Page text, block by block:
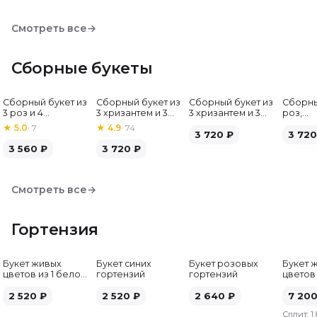
Смотреть все→
Сборные букеты
Сборный букет из
3 роз и 4
альстромерий
★ 5.0· 7
3 560 ₽
Хит
Сборный букет из
3 хризантем и 3
альстромерий
★ 4.9· 74
3 720 ₽
Сборный букет из
3 хризантем и 3
3 720 ₽
роз,
3 720
Смотреть все→
Гортензия
Букет живых
цветов из 1 белой
2 520 ₽
Букет синих
гортензий
2 520 ₽
Букет розовых
гортензий
2 640 ₽
Букет
7 200
Сплит: 1